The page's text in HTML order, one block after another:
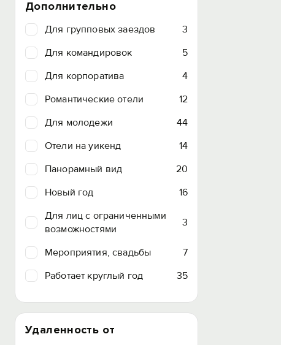
Дополнительно
Для групповых заездов
3
Для командировок
5
Для корпоратива
4
Романтические отели
12
Для молодежи
44
Отели на уикенд
14
Панорамный вид
20
Новый год
16
Для лиц с ограниченными
возможностями
3
Мероприятия, свадьбы
7
Работает круглый год
35
Удаленность от